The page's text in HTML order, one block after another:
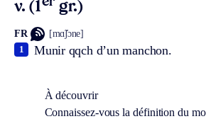
v. (1
gr.)
FR [mɑ̃ʃɔne]
Munir qqch d’un manchon.
1
À découvrir
Connaissez-vous la définition du